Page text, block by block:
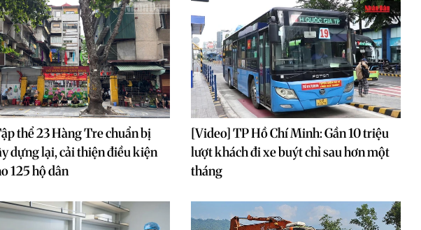
thể 23 Hàng Tre chuẩn bị
dựng lại, cải thiện điều kiện
125 hộ dân
[Video] TP Hồ Chí Minh: Gần 10 triệu
lượt khách đi xe buýt chỉ sau hơn một
tháng